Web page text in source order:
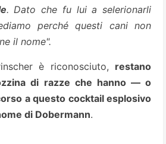
. Dato che fu lui a selerionarli
perché questi cani non
il nome".
è riconosciuto, restano
di razze che hanno — o
a questo cocktail esplosivo
di Dobermann.